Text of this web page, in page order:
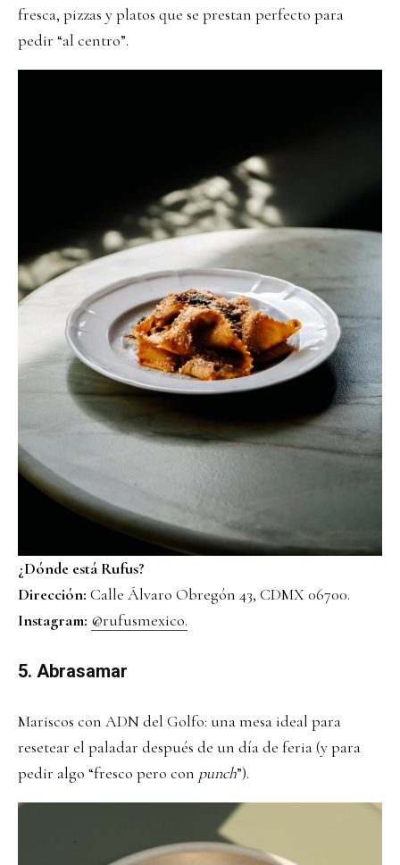
fresca, pizzas y platos que se prestan perfecto para
pedir “al centro”.
¿Dónde está Rufus?
Dirección: Calle Álvaro Obregón 43, CDMX 06700.
Instagram: @rufusmexico.
5. Abrasamar
Mariscos con ADN del Golfo: una mesa ideal para
resetear el paladar después de un día de feria (y para
pedir algo “fresco pero con punch”).